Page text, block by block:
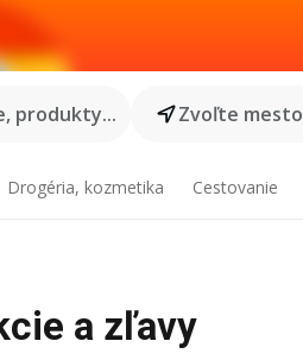
produkty...
Zvoľte mesto
Drogéria, kozmetika Cestovanie
a zľavy